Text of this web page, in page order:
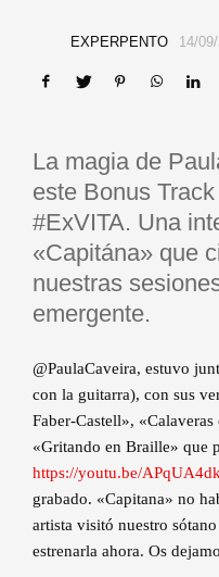
EXPERPENTO 14/
La magia de
este Bonus
#ExVITA. Una
«Capitána» que
nuestras
emergente.
@PaulaCaveira, estuvo
con la guitarra), con sus
Faber-Castell»,
«Gritando en Braille» que
https://youtu.be/
grabado. «Capitana» no
artista visitó nuestro
estrenarla ahora. Os